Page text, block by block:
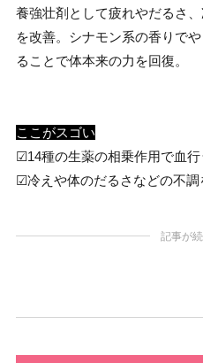
養強壮剤として疲れやだるさ
を改善。シナモン系の香りで
ることで体本来の力を回復。
ここがスゴい
☑︎14種の生薬の相乗作用で血行
☑︎冷えや体のだるさなどの不調
記事が